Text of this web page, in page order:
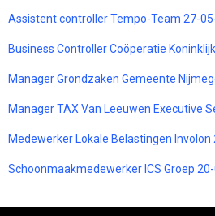
Assistent controller Tempo-Team 27-
Business Controller Coöperatie
Manager Grondzaken Gemeente
Manager TAX Van Leeuwen Executive
Medewerker Lokale Belastingen
Schoonmaakmedewerker ICS Groep